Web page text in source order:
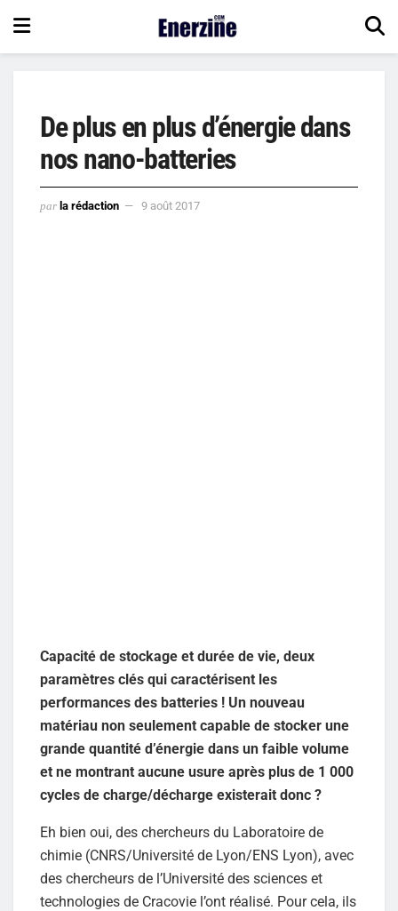
De plus en plus d’énergie dans
nos nano-batteries
par la rédaction 9 août 2017
Capacité de stockage et durée de vie, deux
paramètres clés qui caractérisent les
performances des batteries ! Un nouveau
matériau non seulement capable de stocker une
grande quantité d’énergie dans un faible volume
et ne montrant aucune usure après plus de 1 000
cycles de charge/décharge existerait donc ?
Eh bien oui, des chercheurs du Laboratoire de
chimie (CNRS/Université de Lyon/ENS Lyon), avec
des chercheurs de l’Université des sciences et
technologies de Cracovie l’ont réalisé. Pour cela, ils